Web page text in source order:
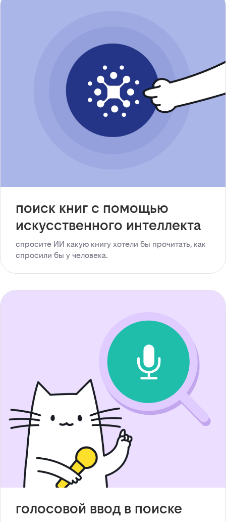
поиск книг с помощью
искусственного интеллекта
спросите ИИ какую книгу хотели бы прочитать, как
спросили бы у человека.
голосовой ввод в поиске